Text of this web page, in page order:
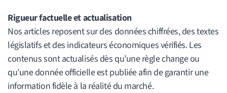
Rigueur factuelle et actualisation
Nos articles reposent sur des données chiffrées, des textes
législatifs et des indicateurs économiques vérifiés. Les
contenus sont actualisés dès qu’une règle change ou
qu’une donnée officielle est publiée afin de garantir une
information fidèle à la réalité du marché.